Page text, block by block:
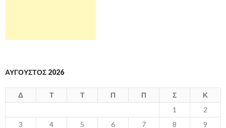
ΑΎΓΟΥΣΤΟΣ 2026
Δ Τ Τ Π Π Σ
Κ
1
2
3
4 5 6 7 8
9